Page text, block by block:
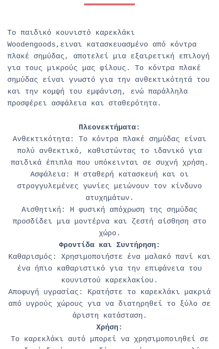
Το παιδικό κουνιστό καρεκλάκι
Woodengoods,ειναι κατασκευασμένο από κόντρα
πλακέ σημύδας, αποτελεί μια εξαιρετική επιλογή
για τους μικρούς μας φίλους. Το κόντρα πλακέ
σημύδας είναι γνωστό για την ανθεκτικότητά του
και την κομψή του εμφάνιση, ενώ παράλληλα
προσφέρει ασφάλεια και σταθερότητα.
Πλεονεκτήματα:
Ανθεκτικότητα: Το κόντρα πλακέ σημύδας είναι
πολύ ανθεκτικό, καθιστώντας το ιδανικό για
παιδικά έπιπλα που υπόκεινται σε συχνή χρήση.
Ασφάλεια: Η σταθερή κατασκευή και οι
στρογγυλεμένες γωνίες μειώνουν τον κίνδυνο
ατυχημάτων.
Αισθητική: Η φυσική απόχρωση της σημύδας
προσδίδει μια μοντέρνα και ζεστή αίσθηση στο
χώρο.
Φροντίδα και Συντήρηση:
Καθαρισμός: Χρησιμοποιήστε ένα μαλακό πανί και
ένα ήπιο καθαριστικό για την επιφάνεια του
κουνιστού καρεκλακίου.
Αποφυγή υγρασίας: Κρατήστε το καρεκλάκι μακριά
από υγρούς χώρους για να διατηρηθεί το ξύλο σε
άριστη κατάσταση.
Χρήση:
Το καρεκλάκι αυτό μπορεί να χρησιμοποιηθεί σε